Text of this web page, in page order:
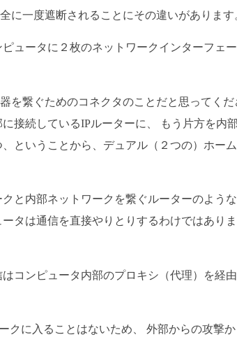
に一度遮断されることにその違いがあります
ュータに２枚のネットワークインターフェー
を繋ぐためのコネクタのことだと思ってくだ
接続しているIPルーターに、 もう片方を内
ということから、デュアル（２つの）ホーム
と内部ネットワークを繋ぐルーターのよう
タは通信を直接やりとりするわけではあり
コンピュータ内部のプロキシ（代理）を経
クに入ることはないため、 外部からの攻撃か